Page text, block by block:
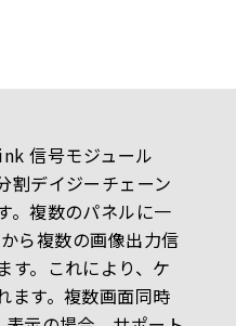
信号モジュール
割デイジーチェーン
。複数のパネルに一
ら複数の画像出力信
す。これにより、ケ
ます。複数画面同時